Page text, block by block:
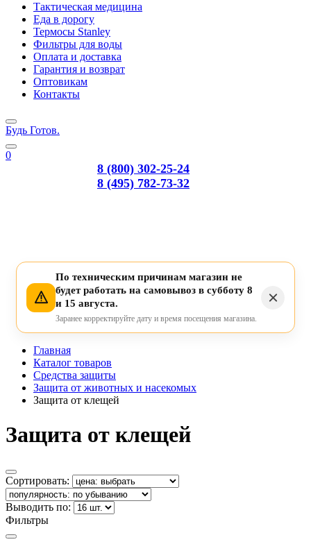
Тактическая медицина
Еда в дорогу
Термосы Stanley
Фильтры для воды
Оплата и доставка
Гарантия и возврат
Оптовикам
Контакты
Будь Готов.
0
8 (800) 302-25-24
8 (495) 782-73-32
По техническим причинам магазин не
будет работать на самовывоз в субботу 8
и 15 августа.
Заранее корректируйте дату и время посещения магазина.
Главная
Каталог товаров
Средства защиты
Защита от животных и насекомых
Защита от клещей
Защита от клещей
Сортировать:
Выводить по:
Фильтры